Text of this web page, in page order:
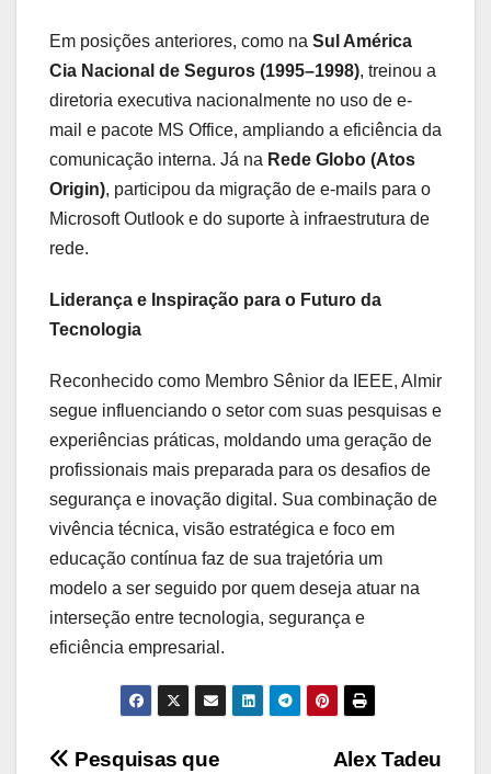
Em posições anteriores, como na Sul América
Cia Nacional de Seguros (1995–1998), treinou a
diretoria executiva nacionalmente no uso de e-
mail e pacote MS Office, ampliando a eficiência da
comunicação interna. Já na Rede Globo (Atos
Origin), participou da migração de e-mails para o
Microsoft Outlook e do suporte à infraestrutura de
rede.
Liderança e Inspiração para o Futuro da
Tecnologia
Reconhecido como Membro Sênior da IEEE, Almir
segue influenciando o setor com suas pesquisas e
experiências práticas, moldando uma geração de
profissionais mais preparada para os desafios de
segurança e inovação digital. Sua combinação de
vivência técnica, visão estratégica e foco em
educação contínua faz de sua trajetória um
modelo a ser seguido por quem deseja atuar na
interseção entre tecnologia, segurança e
eficiência empresarial.
Alex Tadeu
Pesquisas que